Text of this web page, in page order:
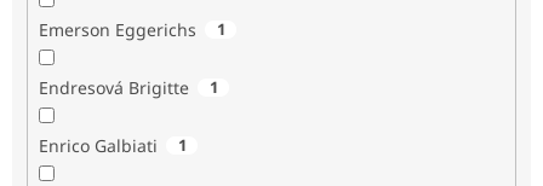
Emerson Eggerichs 1
Endresová Brigitte 1
Enrico Galbiati 1